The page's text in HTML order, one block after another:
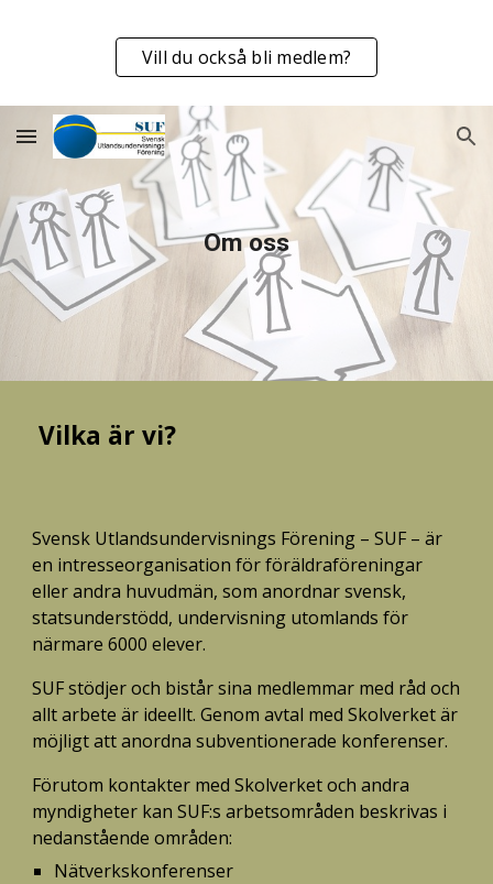
Skip to main content Skip to navigation
Vill du också bli medlem?
Om oss
Vilka är vi?
Svensk Utlandsundervisnings Förening – SUF – är
en intresseorganisation för föräldraföreningar
eller andra huvudmän, som anordnar svensk,
statsunderstödd, undervisning utomlands för
närmare 6000 elever.
SUF stödjer och bistår sina medlemmar med råd och
allt arbete är ideellt. Genom avtal med Skolverket är
möjligt att anordna subventionerade konferenser.
Förutom kontakter med Skolverket och andra
myndigheter kan SUF:s arbetsområden beskrivas i
nedanstående områden:
Nätverkskonferenser